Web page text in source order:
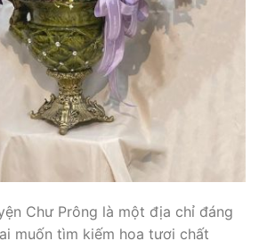
Chư Prông là một địa chỉ đáng
muốn tìm kiếm hoa tươi chất